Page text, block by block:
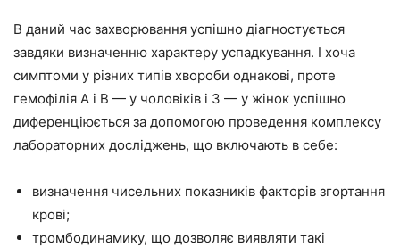
В даний час захворювання успішно діагностується
завдяки визначенню характеру успадкування. І хоча
симптоми у різних типів хвороби однакові, проте
гемофілія А і В — у чоловіків і З — у жінок успішно
диференціюється за допомогою проведення комплексу
лабораторних досліджень, що включають в себе:
визначення чисельних показників факторів згортання
крові;
тромбодинамику, що дозволяє виявляти такі